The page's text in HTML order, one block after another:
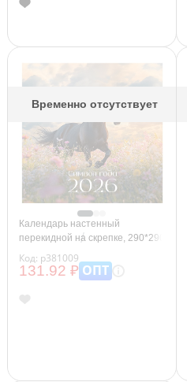
Временно отсутствует
Календарь настенный
перекидной на скрепке, 290*290
2026г.
Код: р381009
131.92 ₽ ОПТ